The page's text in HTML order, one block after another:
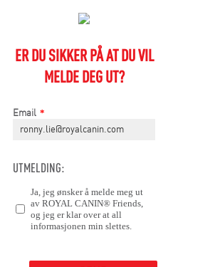
ER DU SIKKER PÅ AT DU VIL
MELDE DEG UT?
Email *
UTMELDING:
Ja, jeg ønsker å melde meg ut
av ROYAL CANIN® Friends,
og jeg er klar over at all
informasjonen min slettes.